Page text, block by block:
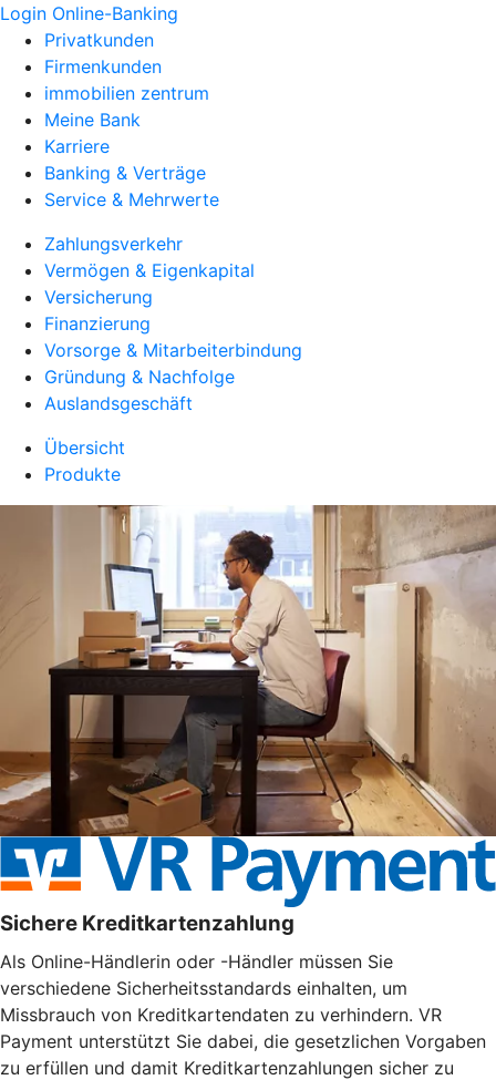
Login Online-Banking
Privatkunden
Firmenkunden
immobilien zentrum
Meine Bank
Karriere
Banking & Verträge
Service & Mehrwerte
Zahlungsverkehr
Vermögen & Eigenkapital
Versicherung
Finanzierung
Vorsorge & Mitarbeiterbindung
Gründung & Nachfolge
Auslandsgeschäft
Übersicht
Produkte
Sichere Kreditkartenzahlung
Als Online-Händlerin oder -Händler müssen Sie
verschiedene Sicherheitsstandards einhalten, um
Missbrauch von Kreditkartendaten zu verhindern. VR
Payment unterstützt Sie dabei, die gesetzlichen Vorgaben
zu erfüllen und damit Kreditkartenzahlungen sicher zu